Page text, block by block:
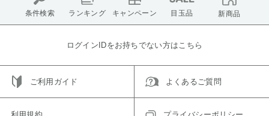
条件検索 ランキング キャンペーン 目玉品 新商品
ログインIDをお持ちでない方はこちら
ご利用ガイド よくあるご質問